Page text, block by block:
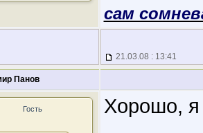
сам
21.03.08 : 13:41
Панов
Гость Хорошо, я